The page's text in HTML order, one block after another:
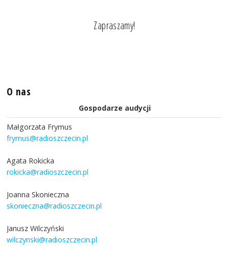
Zapraszamy!
O nas
Gospodarze audycji
Małgorzata Frymus
frymus@radioszczecin.pl
Agata Rokicka
rokicka@radioszczecin.pl
Joanna Skonieczna
skonieczna@radioszczecin.pl
Janusz Wilczyński
wilczynski@radioszczecin.pl